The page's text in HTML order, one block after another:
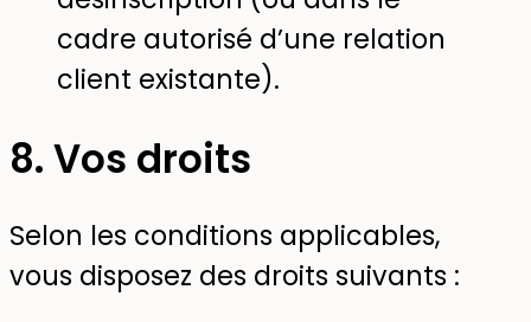
cadre autorisé d’une relation
client existante).
8. Vos droits
Selon les conditions applicables,
vous disposez des droits suivants :